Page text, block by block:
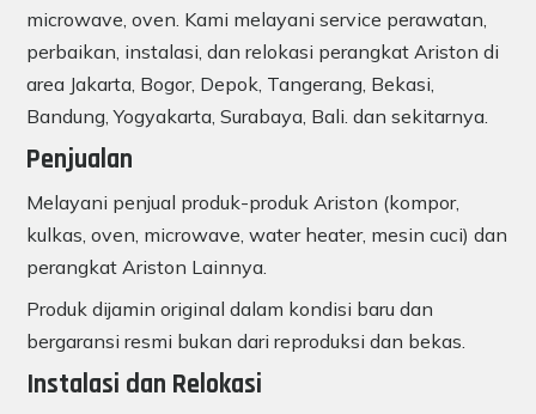
microwave, oven. Kami melayani service perawatan,
perbaikan, instalasi, dan relokasi perangkat Ariston di
area Jakarta, Bogor, Depok, Tangerang, Bekasi,
Bandung, Yogyakarta, Surabaya, Bali. dan sekitarnya.
Penjualan
Melayani penjual produk-produk Ariston (kompor,
kulkas, oven, microwave, water heater, mesin cuci) dan
perangkat Ariston Lainnya.
Produk dijamin original dalam kondisi baru dan
bergaransi resmi bukan dari reproduksi dan bekas.
Instalasi dan Relokasi